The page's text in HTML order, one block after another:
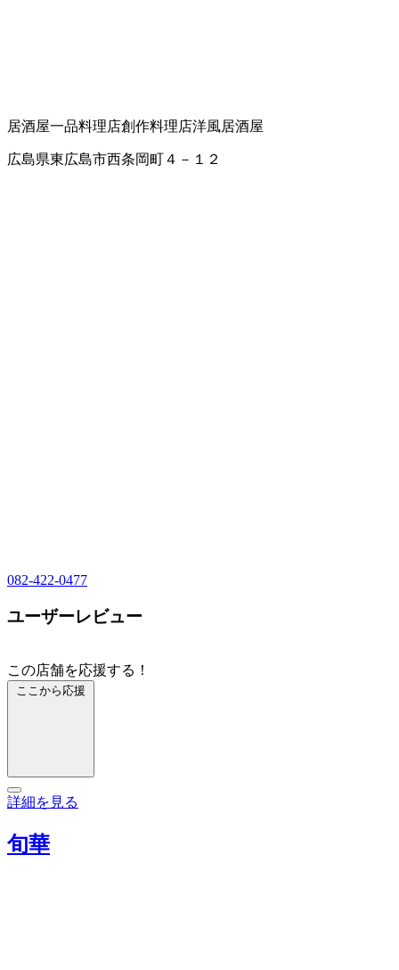
居酒屋一品料理店創作料理店洋風居酒屋
広島県東広島市西条岡町４－１２
082-422-0477
ユーザーレビュー
この店舗を応援する！
ここから応援
詳細を見る
旬華